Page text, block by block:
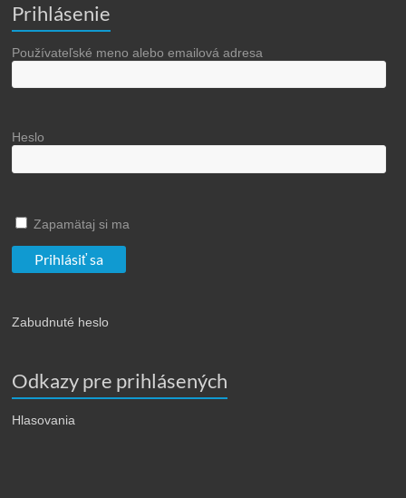
Prihlásenie
Používateľské meno alebo emailová adresa
Heslo
Zapamätaj si ma
Zabudnuté heslo
Odkazy pre prihlásených
Hlasovania